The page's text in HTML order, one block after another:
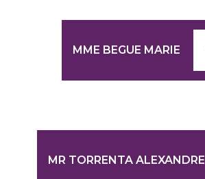
MME BEGUE MARIE
MR TORRENTA ALEXANDRE